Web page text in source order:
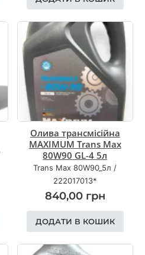
Олива трансмісійна
MAXIMUM Trans Max
80W90 GL-4 5л
Trans Max 80W90_5л /
222017013*
840,00 грн
ДОДАТИ В КОШИК